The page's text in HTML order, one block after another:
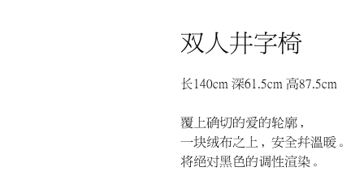
双人井字椅
长140cm 深61.5cm 高87.5cm
覆上确切的爱的轮廓，
一块绒布之上，安全并温暖。
将绝对黑色的调性渲染。